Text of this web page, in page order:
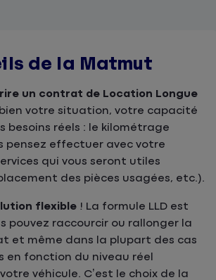
de la Matmut
un contrat de Location Longue
votre situation, votre capacité
besoins réels : le kilométrage
pensez effectuer avec votre
qui vous seront utiles
des pièces usagées, etc.).
flexible ! La formule LLD est
pouvez raccourcir ou rallonger la
et même dans la plupart des cas
en fonction du niveau réel
véhicule. C’est le choix de la